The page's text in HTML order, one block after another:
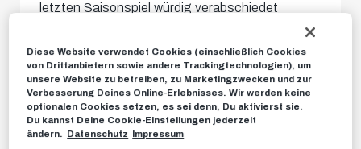
letzten Saisonspiel würdig verabschiedet
Unsere Legende und langjähriger Captain Andi
Ulmer stand an diesem Abend im besonderen
Fokus: Nicht nur auf der Tribüne war der Ulmer-
Diese Website verwendet Cookies (einschließlich Cookies
von Drittanbietern sowie andere Trackingtechnologien), um
unsere Website zu betreiben, zu Marketingzwecken und zur
Verbesserung Deines Online-Erlebnisses. Wir werden keine
optionalen Cookies setzen, es sei denn, Du aktivierst sie.
Du kannst Deine Cookie-Einstellungen jederzeit
ändern. Datenschutz Impressum